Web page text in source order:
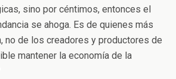
sino por céntimos, entonces el
se ahoga. Es de quienes más
no de los creadores y productores de
mantener la economía de la